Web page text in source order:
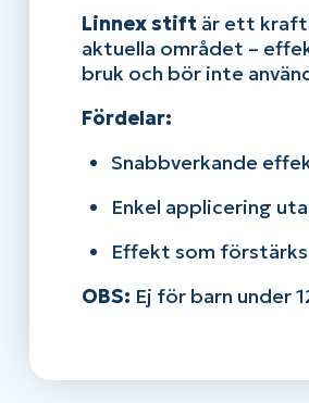
Linnex stift är ett
aktuella området –
bruk och bör inte
Fördelar:
Snabbverkande
Enkel applicering
Effekt som
OBS: Ej för barn under